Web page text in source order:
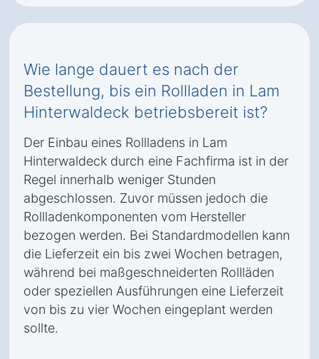
Wie lange dauert es nach der
Bestellung, bis ein Rollladen in Lam
Hinterwaldeck betriebsbereit ist?
Der Einbau eines Rollladens in Lam
Hinterwaldeck durch eine Fachfirma ist in der
Regel innerhalb weniger Stunden
abgeschlossen. Zuvor müssen jedoch die
Rollladenkomponenten vom Hersteller
bezogen werden. Bei Standardmodellen kann
die Lieferzeit ein bis zwei Wochen betragen,
während bei maßgeschneiderten Rollläden
oder speziellen Ausführungen eine Lieferzeit
von bis zu vier Wochen eingeplant werden
sollte.